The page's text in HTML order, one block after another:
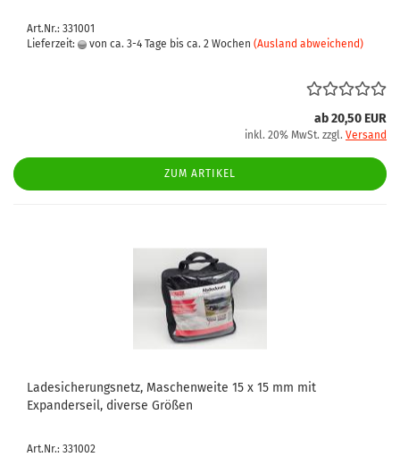
Art.Nr.: 331001
Lieferzeit:
von ca. 3-4 Tage bis ca. 2 Wochen (Ausland abweichend)
ab 20,50 EUR
inkl. 20% MwSt. zzgl. Versand
ZUM ARTIKEL
Ladesicherungsnetz, Maschenweite 15 x 15 mm mit
Expanderseil, diverse Größen
Art.Nr.: 331002